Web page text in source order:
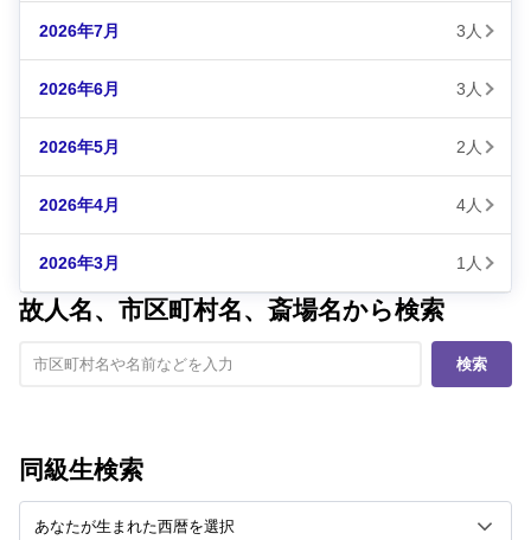
2026年7月 3人
2026年6月 3人
2026年5月 2人
2026年4月 4人
2026年3月 1人
故人名、市区町村名、斎場名から検索
検索
同級生検索